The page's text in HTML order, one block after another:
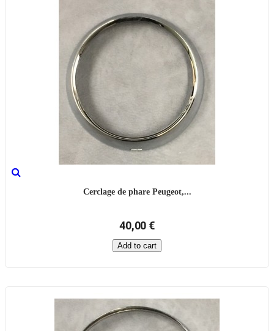
Cerclage de phare Peugeot,...
40,00 €
Add to cart